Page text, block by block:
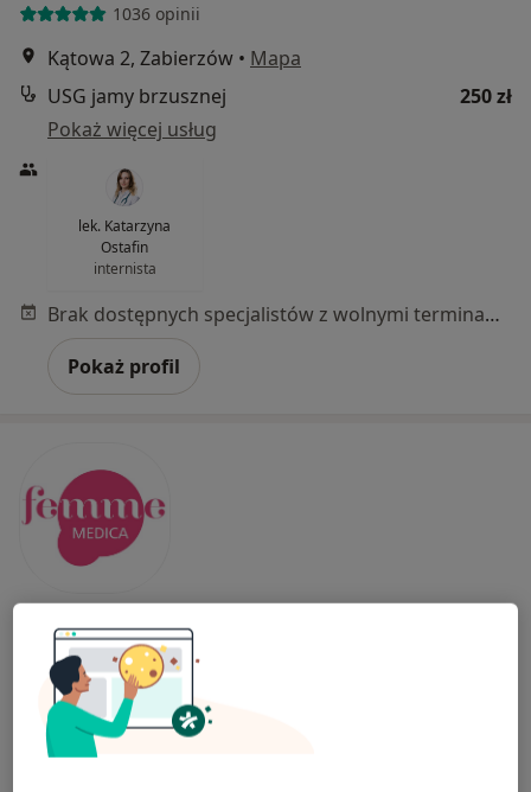
1036 opinii
Kątowa 2, Zabierzów • Mapa
USG jamy brzusznej
250 zł
Pokaż więcej usług
lek. Katarzyna
Ostafin
internista
Brak dostępnych specjalistów z wolnymi terminami w tym centrum medycznym.
Pokaż profil
Bezpieczne płatności
Femmemedica
Ultrasonografia, Ginekologia, Położnictwo
688 opinii